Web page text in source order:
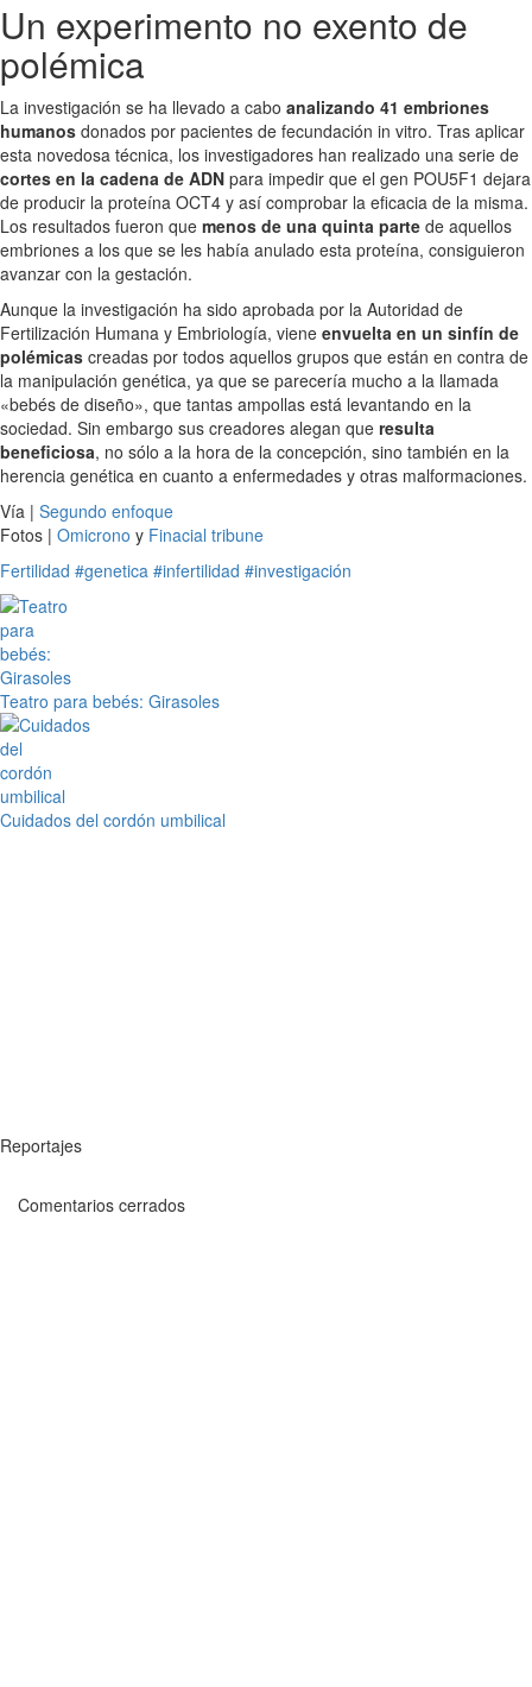
Un experimento no exento de
polémica
La investigación se ha llevado a cabo analizando 41 embriones
humanos donados por pacientes de fecundación in vitro. Tras aplicar
esta novedosa técnica, los investigadores han realizado una serie de
cortes en la cadena de ADN para impedir que el gen POU5F1 dejara
de producir la proteína OCT4 y así comprobar la eficacia de la misma.
Los resultados fueron que menos de una quinta parte de aquellos
embriones a los que se les había anulado esta proteína, consiguieron
avanzar con la gestación.
Aunque la investigación ha sido aprobada por la Autoridad de
Fertilización Humana y Embriología, viene envuelta en un sinfín de
polémicas creadas por todos aquellos grupos que están en contra de
la manipulación genética, ya que se parecería mucho a la llamada
«bebés de diseño», que tantas ampollas está levantando en la
sociedad. Sin embargo sus creadores alegan que resulta
beneficiosa, no sólo a la hora de la concepción, sino también en la
herencia genética en cuanto a enfermedades y otras malformaciones.
Vía | Segundo enfoque
Fotos | Omicrono y Finacial tribune
Fertilidad #genetica #infertilidad #investigación
Teatro para bebés: Girasoles
Cuidados del cordón umbilical
Reportajes
Comentarios cerrados